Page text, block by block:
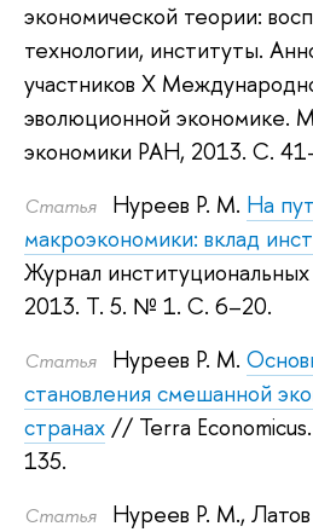
экономической теории:
технологии, институты.
участников X
эволюционной экономике.
экономики РАН, 2013. С.
Статья Нуреев Р. М. На
макроэкономики: вклад
Журнал институциональных
2013. Т. 5. № 1. С. 6–20.
Статья Нуреев Р. М.
становления смешанной
странах // Terra
135.
Статья Нуреев Р. М.,